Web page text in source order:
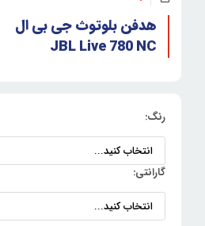
هدفن بلوتوث جی بی ال
JBL Live 780 NC
رنگ:
گارانتی: